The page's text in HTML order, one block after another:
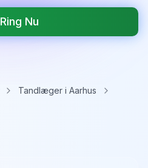
Ring Nu
Tandlæger i Aarhus